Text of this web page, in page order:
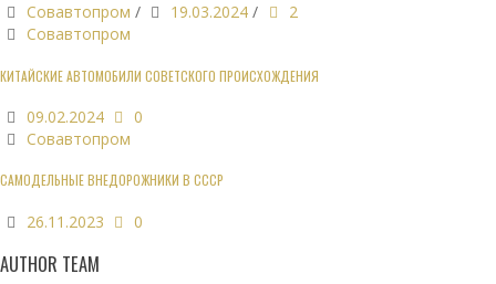
Совавтопром / 19.03.2024 /
2
Совавтопром
КИТАЙСКИЕ АВТОМОБИЛИ СОВЕТСКОГО ПРОИСХОЖДЕНИЯ
09.02.2024
0
Совавтопром
САМОДЕЛЬНЫЕ ВНЕДОРОЖНИКИ В СССР
26.11.2023 0
AUTHOR TEAM